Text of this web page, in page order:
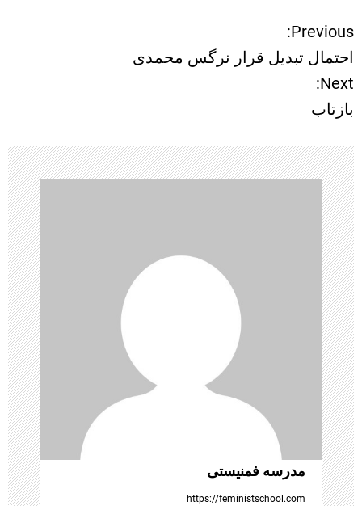
ر
ا
ه
ب
ر
ی
ن
و
ش
ت
ه‌
ه
Previous:
احتمال تبدیل قرار نرگس محمدی
Next:
بازتاب
مدرسه فمنیستی
https://feministschool.com